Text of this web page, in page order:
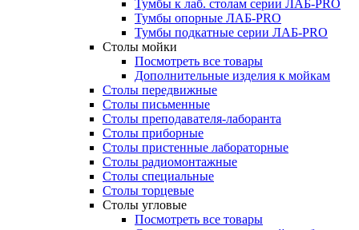
Тумбы к лаб. столам серии ЛАБ-PRO
Тумбы опорные ЛАБ-PRO
Тумбы подкатные серии ЛАБ-PRO
Столы мойки
Посмотреть все товары
Дополнительные изделия к мойкам
Столы передвижные
Столы письменные
Столы преподавателя-лаборанта
Столы приборные
Столы пристенные лабораторные
Столы радиомонтажные
Столы специальные
Столы торцевые
Столы угловые
Посмотреть все товары